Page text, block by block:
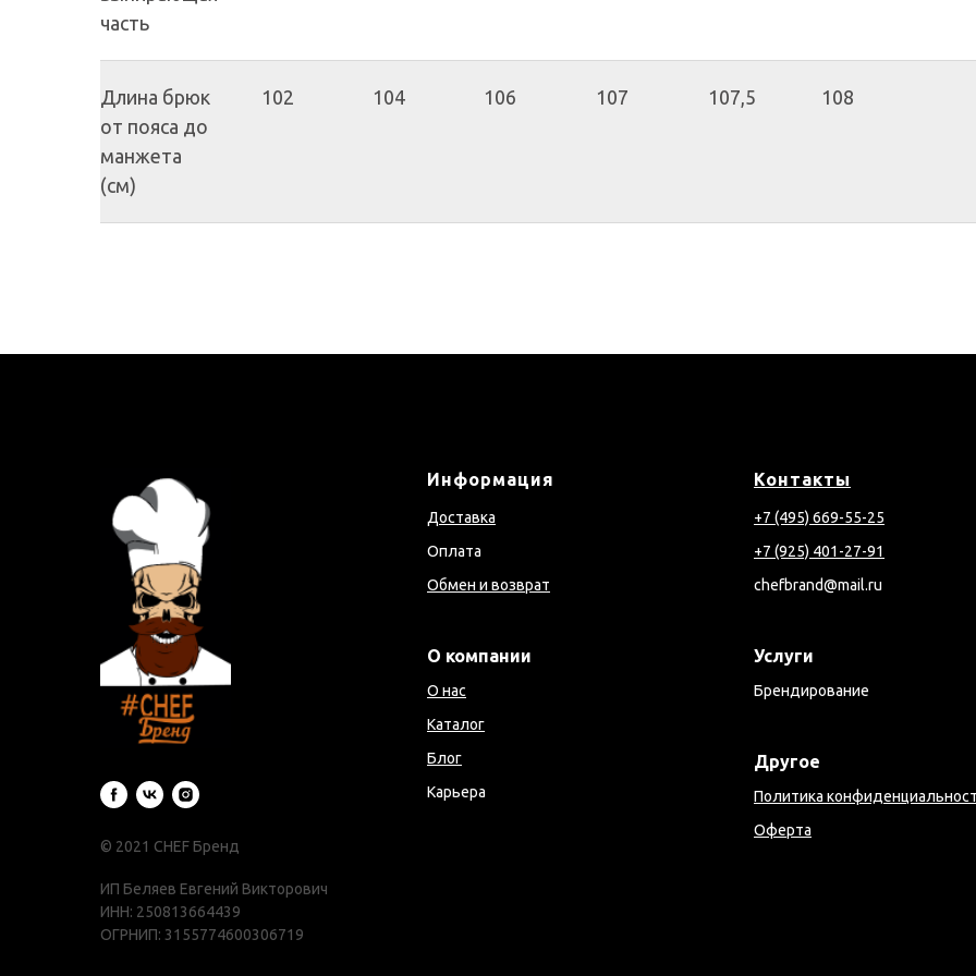
часть
Длина брюк
от пояса до
манжета
(см)
102 104 106 107 107,5 108
© 2021 CHEF Бренд
ИП Беляев Евгений Викторович
ИНН: 250813664439
ОГРНИП: 3155774600306719
Информация
Доставка
Оплата
Обмен и возврат
О компании
О нас
Каталог
Блог
Карьера
Контакты
+7 (495) 669-55-25
+7 (925) 401-27-91
chefbrand@mail.ru
Услуги
Брендирование
Другое
Политика
Оферта